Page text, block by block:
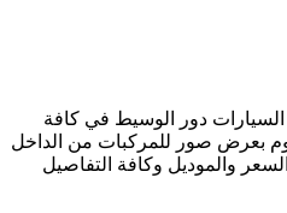
دور الوسيط في كافة
بعرض صور للمركبات من الداخل
والموديل وكافة التفاصيل